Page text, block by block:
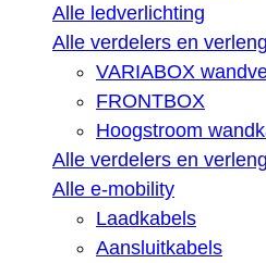
Alle ledverlichting
Alle verdelers en
VARIABOX
FRONTBOX
Hoogstroom
Alle verdelers en
Alle e-mobility
Laadkabels
Aansluitkabels